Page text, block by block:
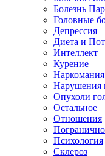
Болезнь
Головные
Депрессия
Диета и
Интеллект
Курение
Наркомания
Нарушения
Опухоли
Остальное
Отношения
Психология
Склероз